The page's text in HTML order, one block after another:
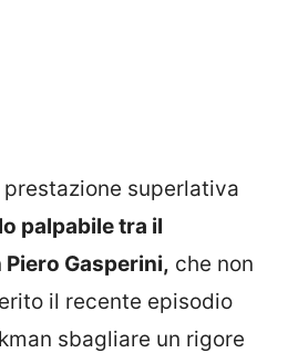
superlativa
palpabile tra il
Gasperini, che non
il recente episodio
sbagliare un rigore